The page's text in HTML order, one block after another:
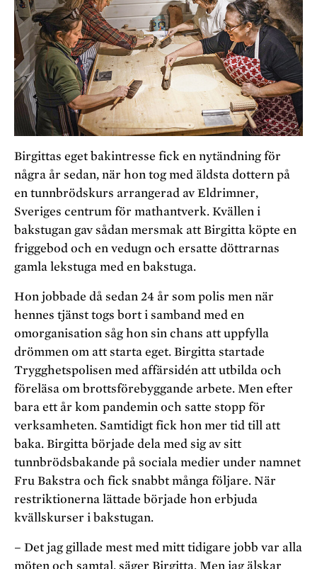
Birgittas eget bakintresse fick en nytändning för
några år sedan, när hon tog med äldsta dottern på
en tunnbrödskurs arrangerad av Eldrimner,
Sveriges centrum för mathantverk. Kvällen i
bakstugan gav sådan mersmak att Birgitta köpte en
friggebod och en vedugn och ersatte döttrarnas
gamla lekstuga med en bakstuga.
Hon jobbade då sedan 24 år som polis men när
hennes tjänst togs bort i samband med en
omorganisation såg hon sin chans att uppfylla
drömmen om att starta eget. Birgitta startade
Trygghetspolisen med affärsidén att utbilda och
föreläsa om brottsförebyggande arbete. Men efter
bara ett år kom pandemin och satte stopp för
verksamheten. Samtidigt fick hon mer tid till att
baka. Birgitta började dela med sig av sitt
tunnbrödsbakande på sociala medier under namnet
Fru Bakstra och fick snabbt många följare. När
restriktionerna lättade började hon erbjuda
kvällskurser i bakstugan.
– Det jag gillade mest med mitt tidigare jobb var alla
möten och samtal, säger Birgitta. Men jag älskar